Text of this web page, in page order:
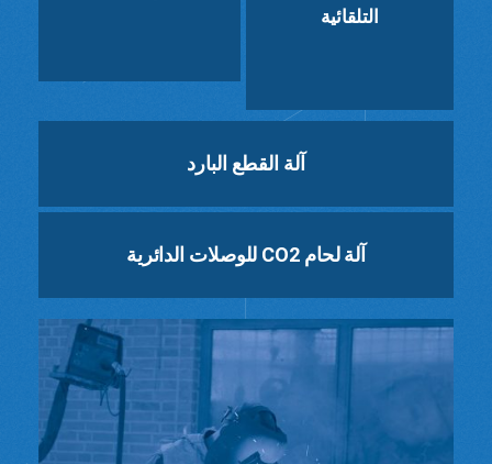
التلقائية
آلة القطع البارد
آلة لحام CO2 للوصلات الدائرية